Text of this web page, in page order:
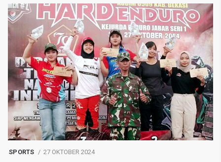
SPORTS 27 OKTOBER 2024